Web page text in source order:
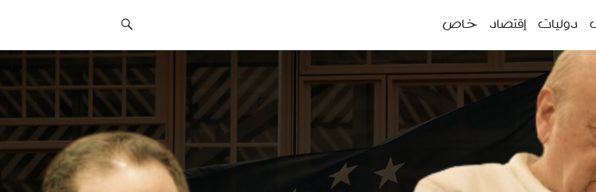
دوليات إقتصاد خاص
التواصل
الاجتماعي